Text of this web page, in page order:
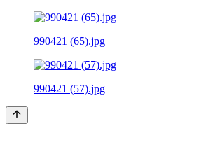
990421 (65).jpg
990421 (57).jpg